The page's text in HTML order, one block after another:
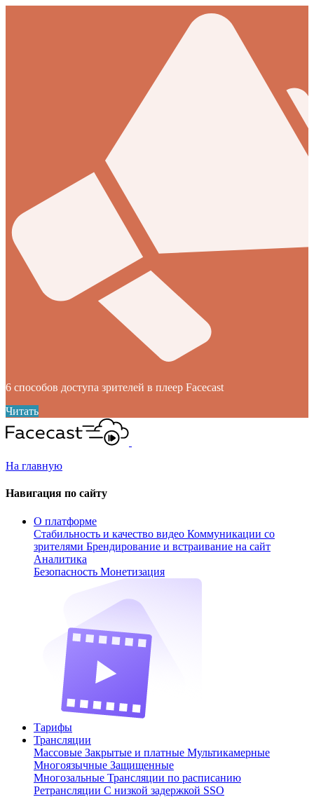
6 способов доступа зрителей в плеер Facecast
Читать
На главную
Навигация по сайту
О платформе
Стабильность и качество видео Коммуникации со
зрителями Брендирование и встраивание на сайт
Аналитика
Безопасность Монетизация
Тарифы
Трансляции
Массовые Закрытые и платные Мультикамерные
Многоязычные Защищенные
Многозальные Трансляции по расписанию
Ретрансляции С низкой задержкой SSO